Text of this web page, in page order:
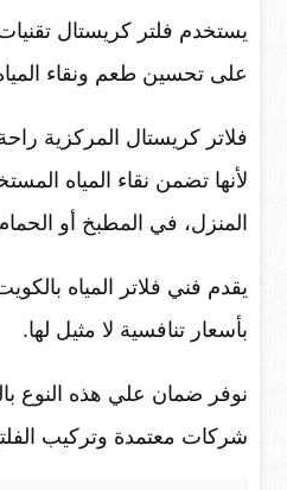
يستخدم فلتر كريستال
على تحسين طعم ونقاء
فلاتر كريستال المركزية
لأنها تضمن نقاء المياه
المنزل، في المطبخ أو
يقدم فني فلاتر المياه
بأسعار تنافسية لا مثيل لها.
نوفر ضمان علي هذه النوع
شركات معتمدة وتركيب